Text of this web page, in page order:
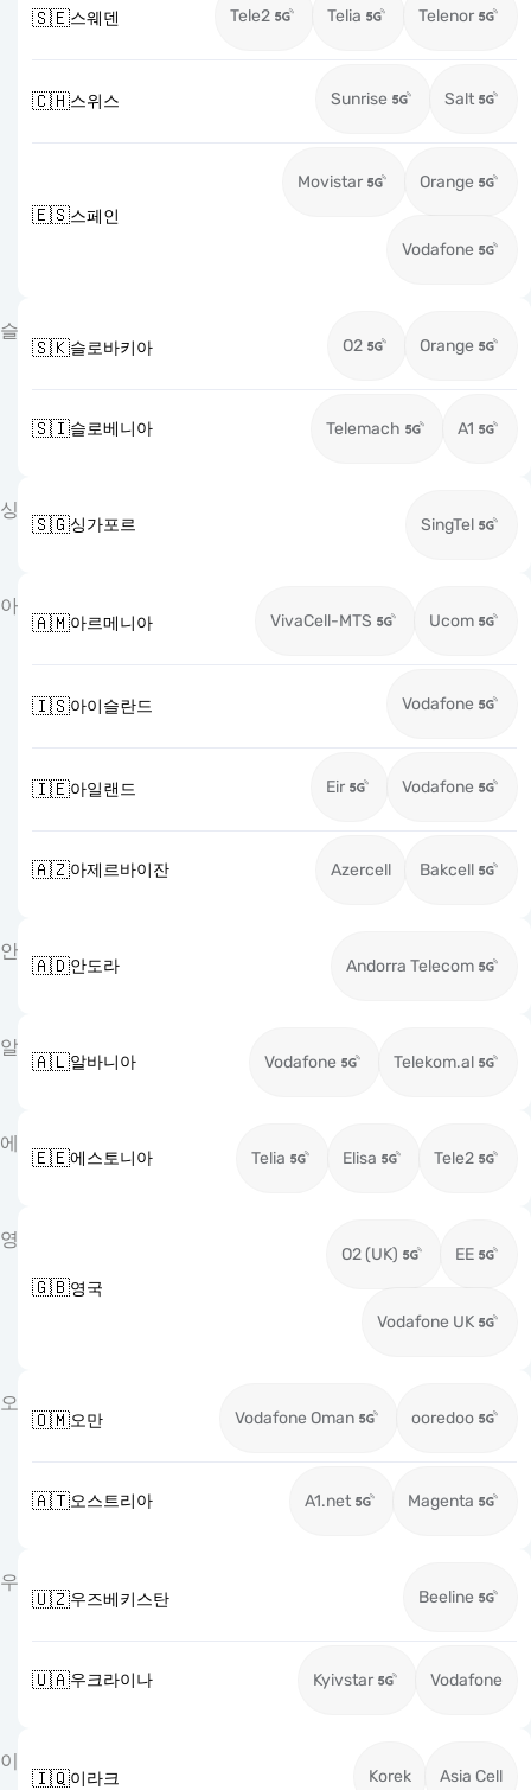
🇸🇪스웨덴 Tele2 Telia Telenor
🇨🇭스위스 Sunrise Salt
🇪🇸스페인
Movistar Orange
Vodafone
슬
🇸🇰슬로바키아 O2 Orange
🇸🇮슬로베니아 Telemach A1
싱
🇸🇬싱가포르 SingTel
아
🇦🇲아르메니아 VivaCell-MTS Ucom
🇮🇸아이슬란드 Vodafone
🇮🇪아일랜드 Eir Vodafone
🇦🇿아제르바이잔 Azercell Bakcell
안
🇦🇩안도라 Andorra Telecom
알
🇦🇱알바니아 Vodafone Telekom.al
에
🇪🇪에스토니아 Telia Elisa Tele2
영
🇬🇧영국
O2 (UK) EE
Vodafone UK
오
🇴🇲오만 Vodafone Oman ooredoo
🇦🇹오스트리아 A1.net Magenta
우
🇺🇿우즈베키스탄 Beeline
🇺🇦우크라이나 Kyivstar Vodafone
이
🇮🇶이라크 Korek Asia Cell